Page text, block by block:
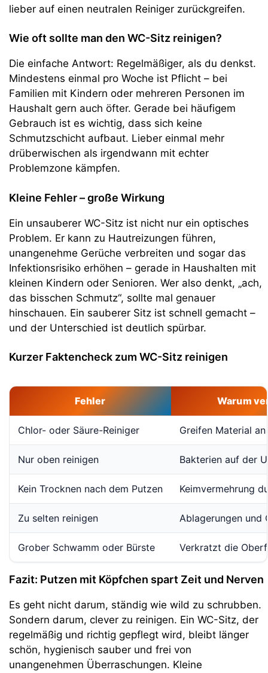
lieber auf einen neutralen Reiniger zurückgreifen.
Wie oft sollte man den WC-Sitz reinigen?
Die einfache Antwort: Regelmäßiger, als du denkst.
Mindestens einmal pro Woche ist Pflicht – bei
Familien mit Kindern oder mehreren Personen im
Haushalt gern auch öfter. Gerade bei häufigem
Gebrauch ist es wichtig, dass sich keine
Schmutzschicht aufbaut. Lieber einmal mehr
drüberwischen als irgendwann mit echter
Problemzone kämpfen.
Kleine Fehler – große Wirkung
Ein unsauberer WC-Sitz ist nicht nur ein optisches
Problem. Er kann zu Hautreizungen führen,
unangenehme Gerüche verbreiten und sogar das
Infektionsrisiko erhöhen – gerade in Haushalten mit
kleinen Kindern oder Senioren. Wer also denkt, „ach,
das bisschen Schmutz“, sollte mal genauer
hinschauen. Ein sauberer Sitz ist schnell gemacht –
und der Unterschied ist deutlich spürbar.
Kurzer Faktencheck zum WC-Sitz reinigen
Fehler Warum
Chlor- oder Säure-Reiniger Greifen Material an
Nur oben reinigen Bakterien auf der
Kein Trocknen nach dem Putzen Keimvermehrung
Zu selten reinigen Ablagerungen und
Grober Schwamm oder Bürste Verkratzt die
Fazit: Putzen mit Köpfchen spart Zeit und Nerven
Es geht nicht darum, ständig wie wild zu schrubben.
Sondern darum, clever zu reinigen. Ein WC-Sitz, der
regelmäßig und richtig gepflegt wird, bleibt länger
schön, hygienisch sauber und frei von
unangenehmen Überraschungen. Kleine